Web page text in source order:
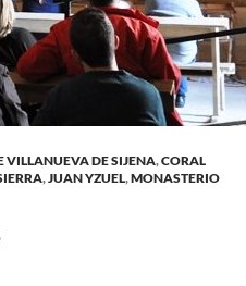
VILLANUEVA DE SIJENA,CORAL
,JUAN YZUEL,MONASTERIO